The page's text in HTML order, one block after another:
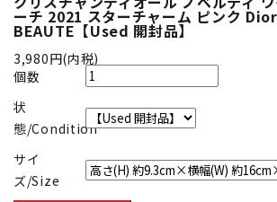
ーチ 2021 スターチャーム ピンク Dior
BEAUTE【Used 開封品】
3,980円(内税)
個数
状
態/Condition
サイ
ズ/Size